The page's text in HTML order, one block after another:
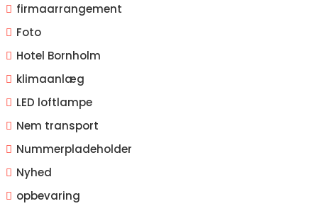
firmaarrangement
Foto
Hotel Bornholm
klimaanlæg
LED loftlampe
Nem transport
Nummerpladeholder
Nyhed
opbevaring